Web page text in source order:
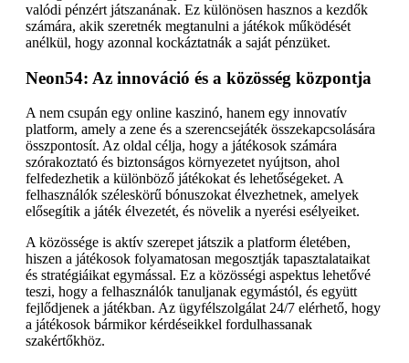
valódi pénzért játszanának. Ez különösen hasznos a kezdők
számára, akik szeretnék megtanulni a játékok működését
anélkül, hogy azonnal kockáztatnák a saját pénzüket.
Neon54: Az innováció és a közösség központja
A nem csupán egy online kaszinó, hanem egy innovatív
platform, amely a zene és a szerencsejáték összekapcsolására
összpontosít. Az oldal célja, hogy a játékosok számára
szórakoztató és biztonságos környezetet nyújtson, ahol
felfedezhetik a különböző játékokat és lehetőségeket. A
felhasználók széleskörű bónuszokat élvezhetnek, amelyek
elősegítik a játék élvezetét, és növelik a nyerési esélyeiket.
A közössége is aktív szerepet játszik a platform életében,
hiszen a játékosok folyamatosan megosztják tapasztalataikat
és stratégiáikat egymással. Ez a közösségi aspektus lehetővé
teszi, hogy a felhasználók tanuljanak egymástól, és együtt
fejlődjenek a játékban. Az ügyfélszolgálat 24/7 elérhető, hogy
a játékosok bármikor kérdéseikkel fordulhassanak
szakértőkhöz.